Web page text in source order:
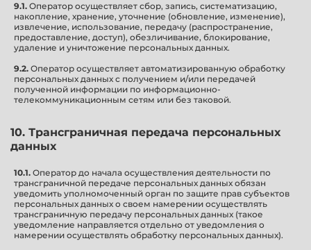
9.1. Оператор осуществляет сбор, запись, систематизацию,
накопление, хранение, уточнение (обновление, изменение),
извлечение, использование, передачу (распространение,
предоставление, доступ), обезличивание, блокирование,
удаление и уничтожение персональных данных.
9.2. Оператор осуществляет автоматизированную обработку
персональных данных с получением и/или передачей
полученной информации по информационно-
телекоммуникационным сетям или без таковой.
10. Трансграничная передача персональных
данных
10.1. Оператор до начала осуществления деятельности по
трансграничной передаче персональных данных обязан
уведомить уполномоченный орган по защите прав субъектов
персональных данных о своем намерении осуществлять
трансграничную передачу персональных данных (такое
уведомление направляется отдельно от уведомления о
намерении осуществлять обработку персональных данных).